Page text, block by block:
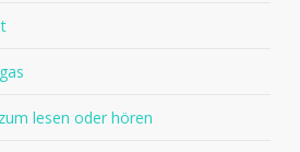
lesen oder hören